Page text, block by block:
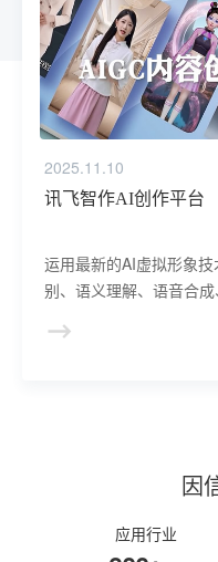
2025.11.10
讯飞智作AI创作平台
运用最新的AI虚拟形象
别、语义理解、语音合
建、AI驱动、多模态交
因
应用行业